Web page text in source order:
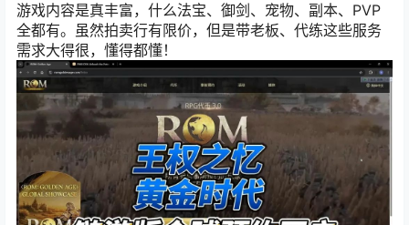
游戏内容是真丰富，什么法宝、御剑、宠物、副本、PVP
全都有。虽然拍卖行有限价，但是带老板、代练这些服务
需求大得很，懂得都懂！